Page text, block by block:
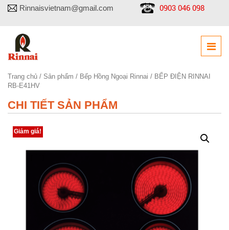
Rinnaisvietnam@gmail.com 0903 046 098
Trang chủ / Sản phẩm / Bếp Hồng Ngoại Rinnai / BẾP ĐIỆN RINNAI
RB-E41HV
CHI TIẾT SẢN PHẨM
Giảm giá!